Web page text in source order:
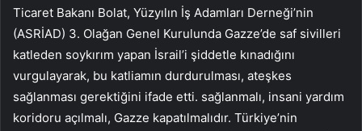
Ticaret Bakanı Bolat, Yüzyılın İş Adamları Derneği’nin
(ASRİAD) 3. Olağan Genel Kurulunda Gazze’de saf sivilleri
katleden soykırım yapan İsrail’i şiddetle kınadığını
vurgulayarak, bu katliamın durdurulması, ateşkes
sağlanması gerektiğini ifade etti. sağlanmalı, insani yardım
koridoru açılmalı, Gazze kapatılmalıdır. Türkiye’nin